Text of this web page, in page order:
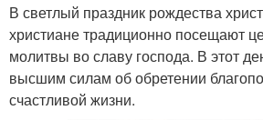
В светлый праздник рождества
христиане традиционно посещают
молитвы во славу господа. В этот
высшим силам об обретении
счастливой жизни.